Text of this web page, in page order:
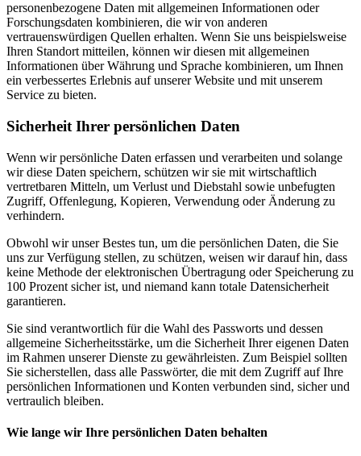
personenbezogene Daten mit allgemeinen Informationen oder
Forschungsdaten kombinieren, die wir von anderen
vertrauenswürdigen Quellen erhalten. Wenn Sie uns beispielsweise
Ihren Standort mitteilen, können wir diesen mit allgemeinen
Informationen über Währung und Sprache kombinieren, um Ihnen
ein verbessertes Erlebnis auf unserer Website und mit unserem
Service zu bieten.
Sicherheit Ihrer persönlichen Daten
Wenn wir persönliche Daten erfassen und verarbeiten und solange
wir diese Daten speichern, schützen wir sie mit wirtschaftlich
vertretbaren Mitteln, um Verlust und Diebstahl sowie unbefugten
Zugriff, Offenlegung, Kopieren, Verwendung oder Änderung zu
verhindern.
Obwohl wir unser Bestes tun, um die persönlichen Daten, die Sie
uns zur Verfügung stellen, zu schützen, weisen wir darauf hin, dass
keine Methode der elektronischen Übertragung oder Speicherung zu
100 Prozent sicher ist, und niemand kann totale Datensicherheit
garantieren.
Sie sind verantwortlich für die Wahl des Passworts und dessen
allgemeine Sicherheitsstärke, um die Sicherheit Ihrer eigenen Daten
im Rahmen unserer Dienste zu gewährleisten. Zum Beispiel sollten
Sie sicherstellen, dass alle Passwörter, die mit dem Zugriff auf Ihre
persönlichen Informationen und Konten verbunden sind, sicher und
vertraulich bleiben.
Wie lange wir Ihre persönlichen Daten behalten